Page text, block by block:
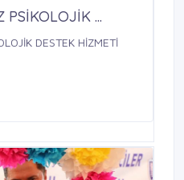
PSİKOLOJİK ...
DESTEK HİZMETİ